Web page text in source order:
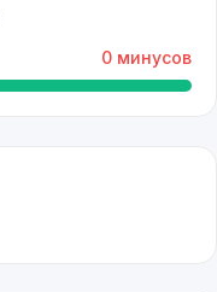
0 минусов